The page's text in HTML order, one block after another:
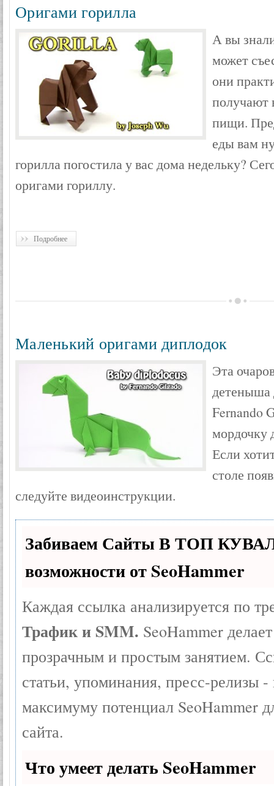
Оригами горилла
А вы
может
они
получают
пищи.
еды вам
горилла погостила у вас дома недельку?
оригами гориллу.
Подробнее
Маленький оригами диплодок
Эта
детеныша
Fernando
мордочку
Если
столе
следуйте видеоинструкции.
Забиваем Сайты В ТОП
возможности от SeoHammer
Каждая ссылка анализируется по
Трафик и SMM. SeoHammer
прозрачным и простым занятием.
статьи, упоминания, пресс-релизы -
максимуму потенциал SeoHammer
сайта.
Что умеет делать SeoHammer